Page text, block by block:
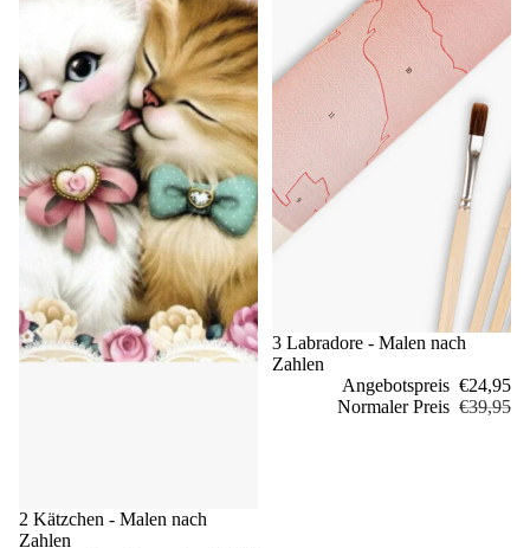
Sale
2 Kätzchen - Malen nach
Zahlen
Sale
3 Labradore - Malen nach
Zahlen
Angebotspreis €24,95
Normaler Preis €39,95